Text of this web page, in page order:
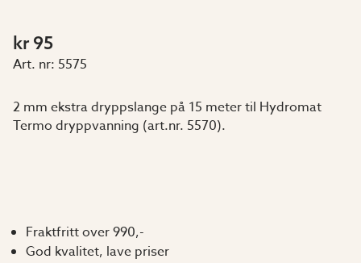
kr 95
Art. nr: 5575
2 mm ekstra dryppslange på 15 meter til Hydromat
Termo dryppvanning (art.nr. 5570).
Fraktfritt over 990,-
God kvalitet, lave priser